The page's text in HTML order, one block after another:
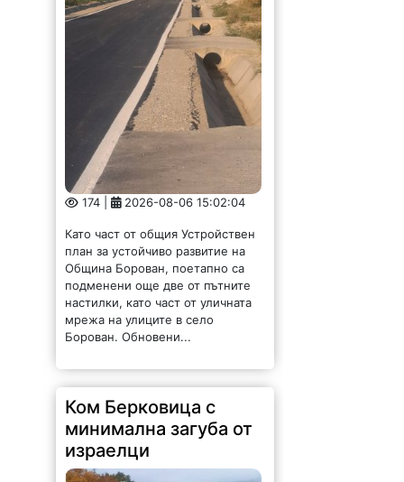
2026-08-06 15:02:04
Като част от общия Устройствен
план за устойчиво развитие на
Община Борован, поетапно са
подменени още две от пътните
настилки, като част от уличната
Борован. Обновени...
Ком Берковица с
минимална загуба от
израелци